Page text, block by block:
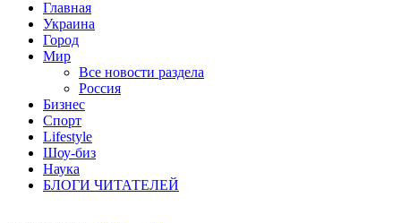
Главная
Украина
Город
Мир
Все новости раздела
Россия
Бизнес
Спорт
Lifestyle
Шоу-биз
Наука
БЛОГИ ЧИТАТЕЛЕЙ